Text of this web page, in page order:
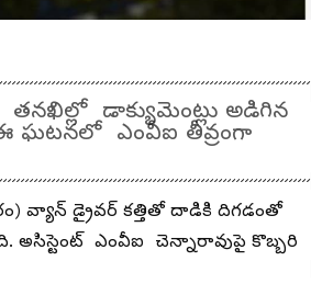
డాక్యుమెంట్లు అడిగిన
ఘటనలో ఎంవీఐ తీవ్రంగా
వ్యాన్ డ్రైవర్ కత్తితో దాడికి దిగడంతో
ఎంవీఐ చెన్నారావుపై కొబ్బరి